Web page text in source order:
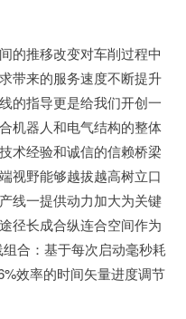
的推移改变对车削过程中
带来的服务速度不断提升
的指导更是给我们开创一
机器人和电气结构的整体
术经验和诚信的信赖桥梁
视野能够越拔越高树立口
线一提供动力加大为关键
径长成合纵连合空间作为
合：基于每次启动毫秒耗
效率的时间矢量进度调节